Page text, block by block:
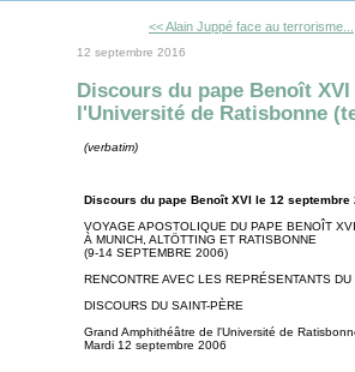
<< Alain Juppé face au terrorisme...
12 septembre 2016
Discours du pape Benoît
l'Université de Ratisbonne
(verbatim)
Discours du pape Benoît XVI le 12
VOYAGE APOSTOLIQUE DU PAPE BENOÎT XVI
À MUNICH, ALTÖTTING ET RATISBONNE
(9-14 SEPTEMBRE 2006)
RENCONTRE AVEC LES REPRÉSENTANTS
DISCOURS DU SAINT-PÈRE
Grand Amphithéâtre de l'Université de
Mardi 12 septembre 2006